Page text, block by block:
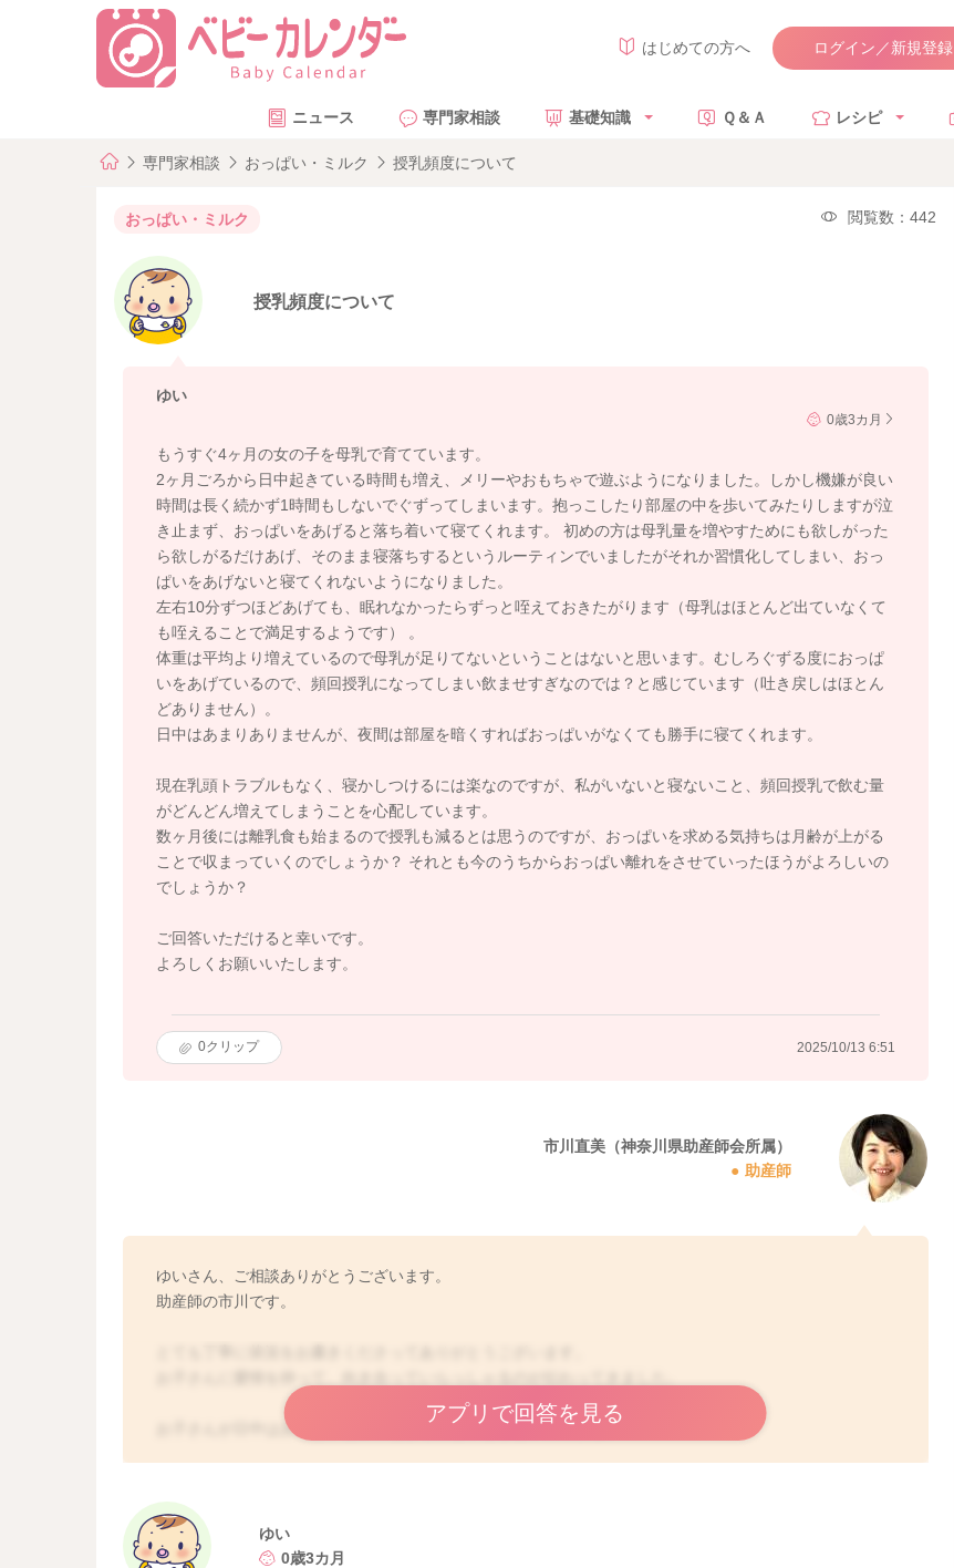
はじめての方へ ログイン／新規登録
ニュース 専門家相談 基礎知識 Ｑ＆Ａ レシピ
専門家相談 おっぱい・ミルク 授乳頻度について
おっぱい・ミルク 閲覧数：442
授乳頻度について
ゆい
0歳3カ月
もうすぐ4ヶ月の女の子を母乳で育てています。
2ヶ月ごろから日中起きている時間も増え、メリーやおもちゃで遊ぶようになりました。しかし機嫌が良い
時間は長く続かず1時間もしないでぐずってしまいます。抱っこしたり部屋の中を歩いてみたりしますが泣
き止まず、おっぱいをあげると落ち着いて寝てくれます。 初めの方は母乳量を増やすためにも欲しがった
ら欲しがるだけあげ、そのまま寝落ちするというルーティンでいましたがそれか習慣化してしまい、おっ
ぱいをあげないと寝てくれないようになりました。
左右10分ずつほどあげても、眠れなかったらずっと咥えておきたがります（母乳はほとんど出ていなくて
も咥えることで満足するようです） 。
体重は平均より増えているので母乳が足りてないということはないと思います。むしろぐずる度におっぱ
いをあげているので、頻回授乳になってしまい飲ませすぎなのでは？と感じています（吐き戻しはほとん
どありません）。
日中はあまりありませんが、夜間は部屋を暗くすればおっぱいがなくても勝手に寝てくれます。
現在乳頭トラブルもなく、寝かしつけるには楽なのですが、私がいないと寝ないこと、頻回授乳で飲む量
がどんどん増えてしまうことを心配しています。
数ヶ月後には離乳食も始まるので授乳も減るとは思うのですが、おっぱいを求める気持ちは月齢が上がる
ことで収まっていくのでしょうか？ それとも今のうちからおっぱい離れをさせていったほうがよろしいの
でしょうか？
ご回答いただけると幸いです。
よろしくお願いいたします。
0クリップ 2025/10/13 6:51
市川直美（神奈川県助産師会所属）
助産師
ゆいさん、ご相談ありがとうございます。
助産師の市川です。
お子さんが日中はおっぱいを飲みながらでないと寝ないのですね。
結論から言うと、今の時期はまだおっぱいで寝るのはまだ自然な時期ですので、おっぱい離れを急いで進
める必要はありません。
アプリで回答を見る
ゆい
0歳3カ月